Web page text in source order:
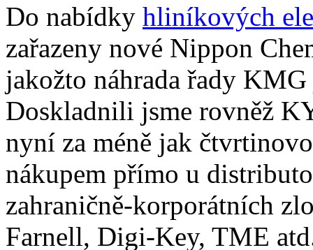
Do nabídky hliníkových
zařazeny nové Nippon
jakožto náhrada řady
Doskladnili jsme rovněž
nyní za méně jak
nákupem přímo u
zahraničně-korporátních
Farnell, Digi-Key, TME